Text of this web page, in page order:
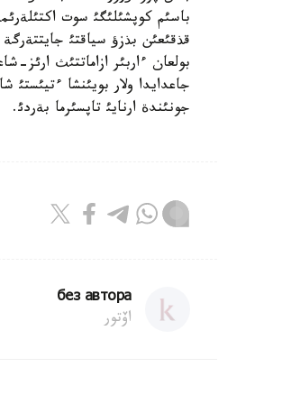
باسئم كوپشئلئگئ سوت
قذقئعئن بذزؤ سياقتئ
بولعان ءاربئر ازاماتتئث ارئز-
جاعدايدا ولار بويئنشا ءتيئستئ
جونئندة ارنايئ تاپسئرما بةردئ.
без автора
اۆتور